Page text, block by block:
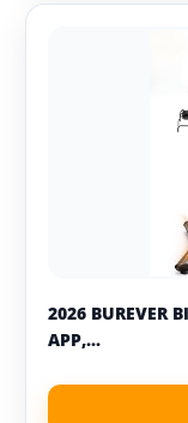
2026 BUREVER
APP,...